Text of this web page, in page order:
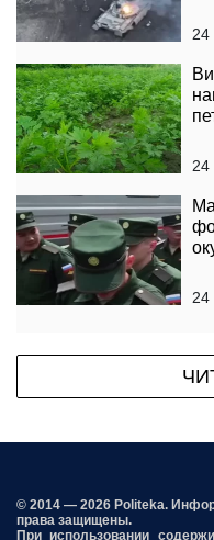
24
24
24
© 2014 — 2026 Politeka.
права защищены.
При использовании